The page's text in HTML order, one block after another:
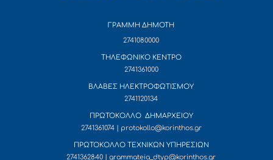
ΓΡΑΜΜΗ ΔΗΜΟΤΗ
2741080000
ΤΗΛΕΦΩΝΙΚΟ ΚΕΝΤΡΟ
2741361000
ΒΛΑΒΕΣ ΗΛΕΚΤΡΟΦΩΤΙΣΜΟΥ
2741120134
ΠΡΩΤΟΚΟΛΛΟ ΔΗΜΑΡΧΕΙΟΥ
2741361074 | protokollo@korinthos.gr
ΠΡΩΤΟΚΟΛΛΟ ΤΕΧΝΙΚΩΝ ΥΠΗΡΕΣΙΩΝ
2741362840 | grammateia_dtyp@korinthos.gr